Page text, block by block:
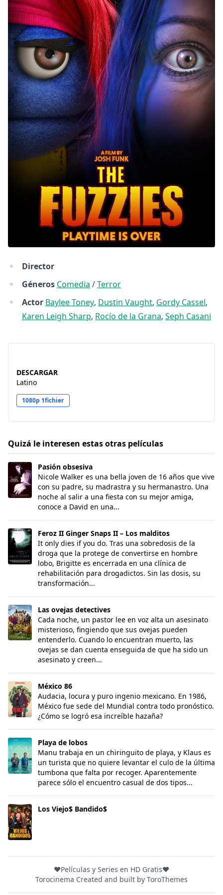
Hulu
Apple tv+
DC
Peacock
Director
Géneros Comedia /Terror
Actor Baylee Toney, Dustin Vaught, Gordy Cassel,
Karen Leigh Sharp, Rocío de la Grana, Seph Casani
DESCARGAR
Latino
1080p 1fichier
Quizá le interesen estas otras películas
Pasión obsesiva
Pasión obsesiva
Nicole Walker es una bella joven de 16 años que vive
con su padre, su madrastra y su hermanastro. Una
noche al salir a una fiesta con su mejor amiga,
conoce a David en una...
Feroz II Ginger Snaps II – Los malditos
Feroz II Ginger Snaps II – Los malditos
It only dies if you do. Tras una sobredosis de la
droga que la protege de convertirse en hombre
lobo, Brigitte es encerrada en una clínica de
rehabilitación para drogadictos. Sin las dosis, su
transformación...
Las ovejas detectives
Las ovejas detectives
Cada noche, un pastor lee en voz alta un asesinato
misterioso, fingiendo que sus ovejas pueden
entenderlo. Cuando lo encuentran muerto, las
ovejas se dan cuenta enseguida de que ha sido un
asesinato y creen...
México 86
México 86
Audacia, locura y puro ingenio mexicano. En 1986,
México fue sede del Mundial contra todo pronóstico.
¿Cómo se logró esa increíble hazaña?
Playa de lobos
Playa de lobos
Manu trabaja en un chiringuito de playa, y Klaus es
un turista que no quiere levantar el culo de la última
tumbona que falta por recoger. Aparentemente
parece sólo el encuentro casual de dos tipos...
Los Viejo$ Bandido$
Los Viejo$ Bandido$
❤️Películas y Series en HD Gratis❤️
Torocinema Created and built by ToroThemes